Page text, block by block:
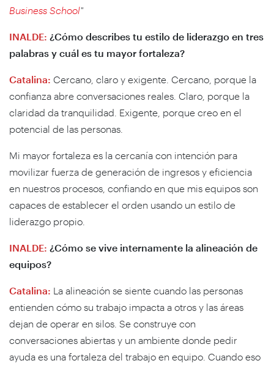
Business School"
INALDE: ¿Cómo describes tu estilo de liderazgo en tres
palabras y cuál es tu mayor fortaleza?
Catalina: Cercano, claro y exigente. Cercano, porque la
confianza abre conversaciones reales. Claro, porque la
claridad da tranquilidad. Exigente, porque creo en el
potencial de las personas.
Mi mayor fortaleza es la cercanía con intención para
movilizar fuerza de generación de ingresos y eficiencia
en nuestros procesos, confiando en que mis equipos son
capaces de establecer el orden usando un estilo de
liderazgo propio.
INALDE: ¿Cómo se vive internamente la alineación de
equipos?
Catalina: La alineación se siente cuando las personas
entienden cómo su trabajo impacta a otros y las áreas
dejan de operar en silos. Se construye con
conversaciones abiertas y un ambiente donde pedir
ayuda es una fortaleza del trabajo en equipo. Cuando eso